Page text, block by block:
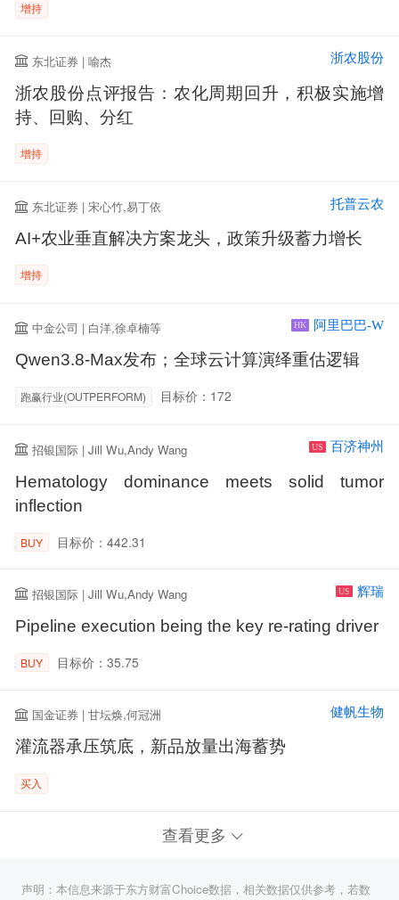
增持
东北证券 | 喻杰 浙农股份
浙农股份点评报告：农化周期回升，积极实施增
持、回购、分红
增持
东北证券 | 宋心竹,易丁依 托普云农
AI+农业垂直解决方案龙头，政策升级蓄力增长
增持
中金公司 | 白洋,徐卓楠等 HK 阿里巴巴-W
Qwen3.8-Max发布；全球云计算演绎重估逻辑
跑赢行业(OUTPERFORM) 目标价：172
招银国际 | Jill Wu,Andy Wang US 百济神州
Hematology dominance meets solid tumor
inflection
BUY 目标价：442.31
招银国际 | Jill Wu,Andy Wang US 辉瑞
Pipeline execution being the key re-rating driver
BUY 目标价：35.75
国金证券 | 甘坛焕,何冠洲 健帆生物
灌流器承压筑底，新品放量出海蓄势
买入
查看更多
声明：本信息来源于东方财富Choice数据，相关数据仅供参考，若数